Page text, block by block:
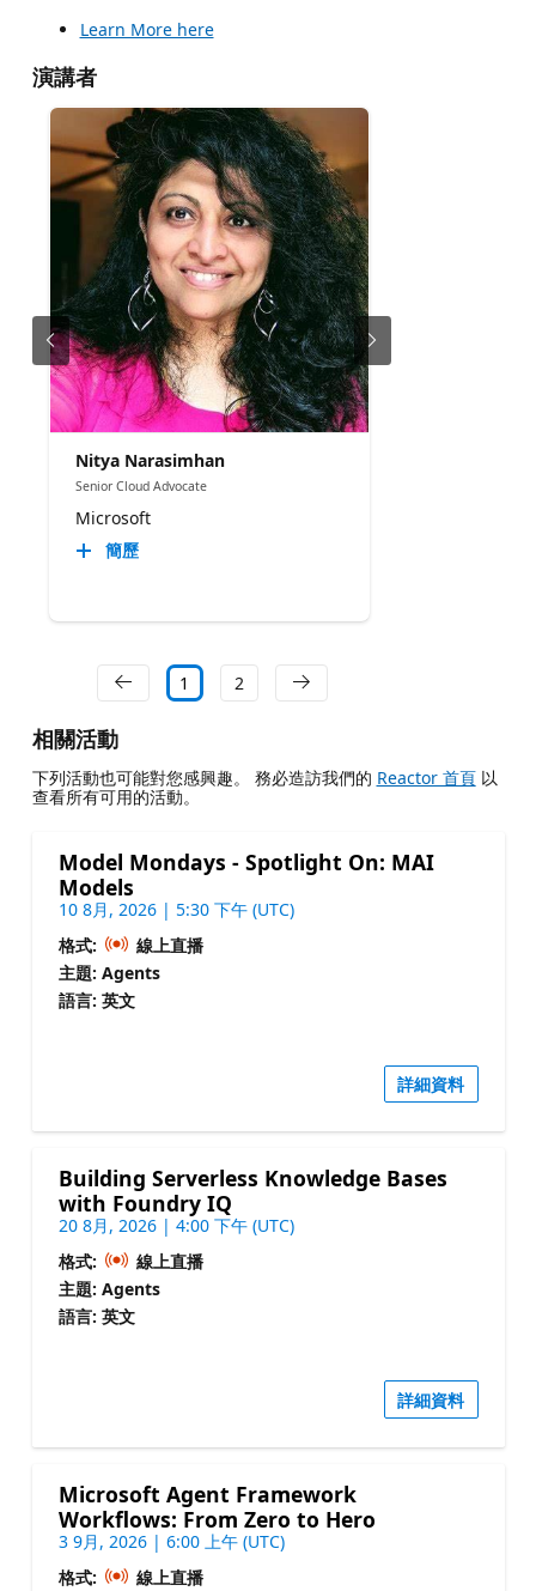
Learn More here
演講者
Nitya Narasimhan
Senior Cloud Advocate
Microsoft
簡歷
1 2
相關活動
下列活動也可能對您感興趣。 務必造訪我們的 Reactor 首頁以
查看所有可用的活動。
Model Mondays - Spotlight On: MAI
Models
10 8月, 2026 | 5:30 下午 (UTC)
格式:
線上直播
主題: Agents
語言: 英文
詳細資料
Building Serverless Knowledge Bases
with Foundry IQ
20 8月, 2026 | 4:00 下午 (UTC)
格式:
線上直播
主題: Agents
語言: 英文
詳細資料
Microsoft Agent Framework
Workflows: From Zero to Hero
3 9月, 2026 | 6:00 上午 (UTC)
格式:
線上直播